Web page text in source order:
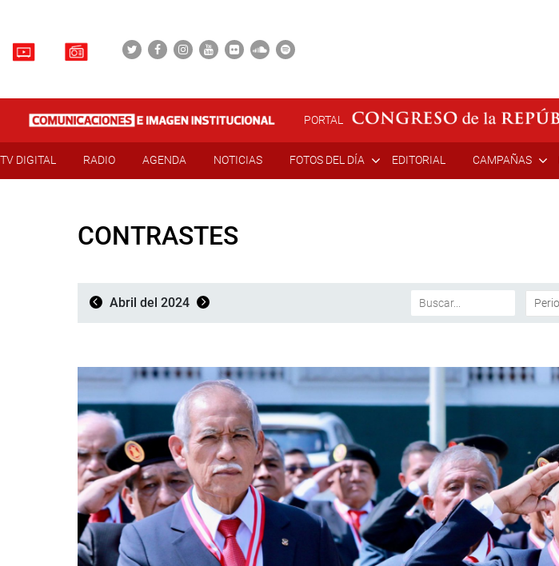
PORTAL
TV DIGITAL RADIO AGENDA NOTICIAS FOTOS DEL DÍA EDITORIAL CAMPAÑAS
CONTRASTES
Abril del 2024